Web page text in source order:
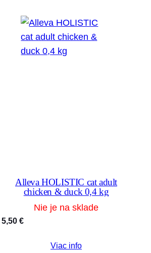
Alleva HOLISTIC cat adult
chicken & duck 0,4 kg
Nie je na sklade
5,50 €
Viac info